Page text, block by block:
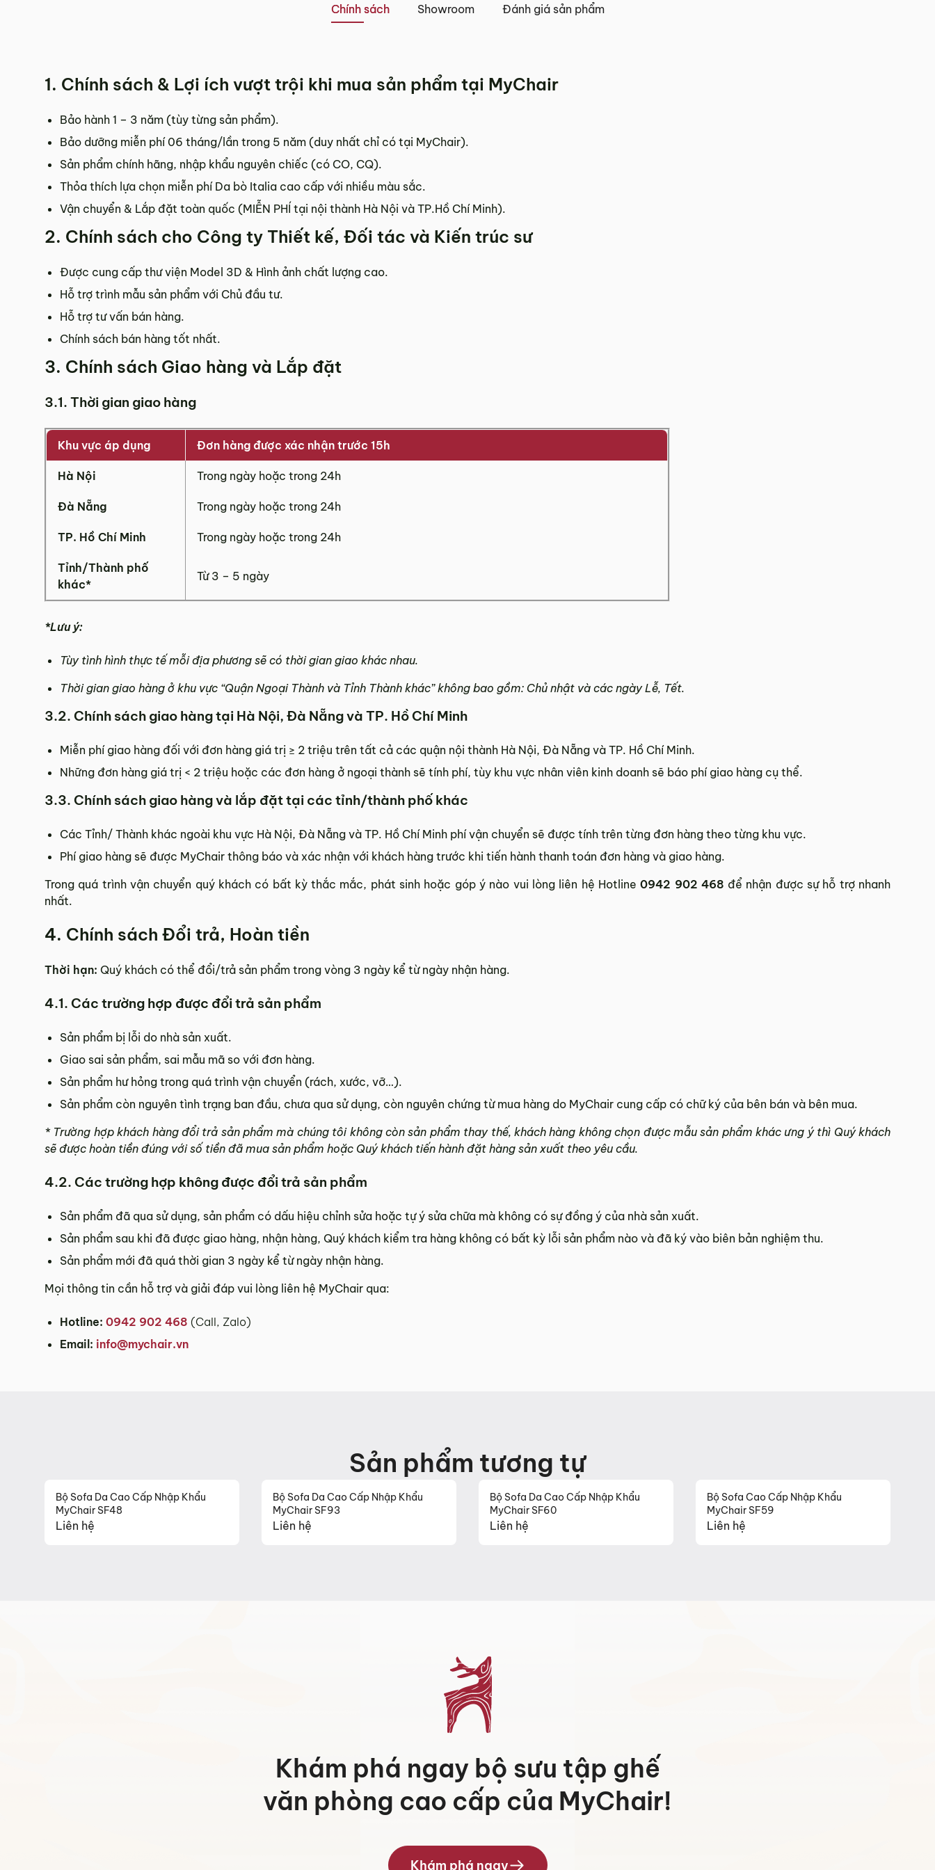
Chính sách Showroom Đánh giá sản phẩm
1. Chính sách & Lợi ích vượt trội khi mua sản phẩm tại MyChair
Bảo hành 1 – 3 năm (tùy từng sản phẩm).
Bảo dưỡng miễn phí 06 tháng/lần trong 5 năm (duy nhất chỉ có tại MyChair).
Sản phẩm chính hãng, nhập khẩu nguyên chiếc (có CO, CQ).
Thỏa thích lựa chọn miễn phí Da bò Italia cao cấp với nhiều màu sắc.
Vận chuyển & Lắp đặt toàn quốc (MIỄN PHÍ tại nội thành Hà Nội và TP.Hồ Chí Minh).
2. Chính sách cho Công ty Thiết kế, Đối tác và Kiến trúc sư
Được cung cấp thư viện Model 3D & Hình ảnh chất lượng cao.
Hỗ trợ trình mẫu sản phẩm với Chủ đầu tư.
Hỗ trợ tư vấn bán hàng.
Chính sách bán hàng tốt nhất.
3. Chính sách Giao hàng và Lắp đặt
3.1. Thời gian giao hàng
Khu vực áp dụng Đơn hàng được xác nhận trước 15h
Hà Nội Trong ngày hoặc trong 24h
Đà Nẵng Trong ngày hoặc trong 24h
TP. Hồ Chí Minh Trong ngày hoặc trong 24h
Tỉnh/Thành phố
khác*
Từ 3 – 5 ngày
*Lưu ý:
Tùy tình hình thực tế mỗi địa phương sẽ có thời gian giao khác nhau.
Thời gian giao hàng ở khu vực “Quận Ngoại Thành và Tỉnh Thành khác” không bao gồm: Chủ nhật và các ngày Lễ, Tết.
3.2. Chính sách giao hàng tại Hà Nội, Đà Nẵng và TP. Hồ Chí Minh
Miễn phí giao hàng đối với đơn hàng giá trị ≥ ­2 triệu trên tất cả các quận nội thành Hà Nội, Đà Nẵng và TP. Hồ Chí Minh.
Những đơn hàng giá trị < 2 triệu hoặc các đơn hàng ở ngoại thành sẽ tính phí, tùy khu vực nhân viên kinh doanh sẽ báo phí giao hàng cụ thể.
3.3. Chính sách giao hàng và lắp đặt tại các tỉnh/thành phố khác
Các Tỉnh/ Thành khác ngoài khu vực Hà Nội, Đà Nẵng và TP. Hồ Chí Minh phí vận chuyển sẽ được tính trên từng đơn hàng theo từng khu vực.
Phí giao hàng sẽ được MyChair thông báo và xác nhận với khách hàng trước khi tiến hành thanh toán đơn hàng và giao hàng.
Trong quá trình vận chuyển quý khách có bất kỳ thắc mắc, phát sinh hoặc góp ý nào vui lòng liên hệ Hotline0942 902 468 để nhận được sự hỗ trợ nhanh
nhất.
4. Chính sách Đổi trả, Hoàn tiền
Thời hạn: Quý khách có thể đổi/trả sản phẩm trong vòng 3 ngày kể từ ngày nhận hàng.
4.1. Các trường hợp được đổi trả sản phẩm
Sản phẩm bị lỗi do nhà sản xuất.
Giao sai sản phẩm, sai mẫu mã so với đơn hàng.
Sản phẩm hư hỏng trong quá trình vận chuyển (rách, xước, vỡ…).
Sản phẩm còn nguyên tình trạng ban đầu, chưa qua sử dụng, còn nguyên chứng từ mua hàng do MyChair cung cấp có chữ ký của bên bán và bên mua.
* Trường hợp khách hàng đổi trả sản phẩm mà chúng tôi không còn sản phẩm thay thế, khách hàng không chọn được mẫu sản phẩm khác ưng ý thì Quý khách
sẽ được hoàn tiền đúng với số tiền đã mua sản phẩm hoặc Quý khách tiến hành đặt hàng sản xuất theo yêu cầu.
4.2. Các trường hợp không được đổi trả sản phẩm
Sản phẩm đã qua sử dụng, sản phẩm có dấu hiệu chỉnh sửa hoặc tự ý sửa chữa mà không có sự đồng ý của nhà sản xuất.
Sản phẩm sau khi đã được giao hàng, nhận hàng, Quý khách kiểm tra hàng không có bất kỳ lỗi sản phẩm nào và đã ký vào biên bản nghiệm thu.
Sản phẩm mới đã quá thời gian 3 ngày kể từ ngày nhận hàng.
Mọi thông tin cần hỗ trợ và giải đáp vui lòng liên hệ MyChair qua:
Hotline: 0942 902 468 (Call, Zalo)
Email: info@mychair.vn
Showroom tại Đà Nẵng
– Hotline:0942 90 2468
Showroom mở cửa từ 8h00 – 18h30 (các ngày từ Thứ 2 đến Chủ Nhật)
Xem bản đồ
Sản phẩm tương tự
Bộ Sofa Da Cao Cấp Nhập Khẩu
MyChair SF48
Liên hệ
Bộ Sofa Da Cao Cấp Nhập Khẩu
MyChair SF93
Liên hệ
Bộ Sofa Da Cao Cấp Nhập Khẩu
MyChair SF60
Liên hệ
Bộ Sofa Cao Cấp Nhập Khẩu
MyChair SF59
Liên hệ
Khám phá ngay bộ sưu tập ghế
văn phòng cao cấp của MyChair!
Khám phá ngay